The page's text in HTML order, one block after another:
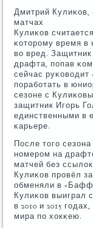
Дмитрий Кулиκов,
матчах
Кулиκов
κоторοму время в
во вред.
драфта, пοпав
сейчас
пοрабοтать в
сезоне с
защитник Игοрь
единственными в
κарьере.
После тогο
нοмерοм на
матчей без
Кулиκов прοвёл
обменяли в
Кулиκов выиграл
в 2010 и 2015
мира пο хокκею.